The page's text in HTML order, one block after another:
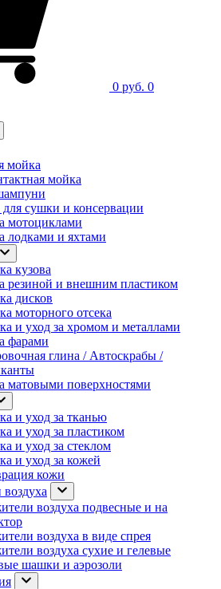
0 руб. 0
мойка
мойка
сушки и консервации
мотоциклами
лодками и яхтами
кузова
резиной и внешним пластиком
дисков
моторного отсека
и уход за хромом и металлами
фарами
глина / Автоскрабы /
матовыми поверхностями
и уход за тканью
и уход за пластиком
и уход за стеклом
и уход за кожей
кожи
воздуха подвесные и на
воздуха в виде спрея
воздуха сухие и гелевые
шашки и аэрозоли